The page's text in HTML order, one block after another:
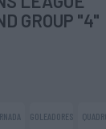
GROUP "4"
GOLEADORES